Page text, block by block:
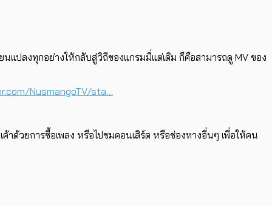
แปลงทุกอย่างให้กลับสู่วิถีของแกรมมี่แต่เดิม ก็คือสามารถดู MV ของ
NusmangoTV/sta…
ด้วยการซื้อเพลง หรือไปชมคอนเสิร์ต หรือช่องทางอื่นๆ เพื่อให้คน